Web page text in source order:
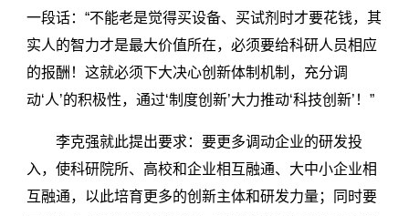
一段话：“不能老是觉得买设备、买试剂时才要花钱，其
实人的智力才是最大价值所在，必须要给科研人员相应
的报酬！这就必须下大决心创新体制机制，充分调
动‘人’的积极性，通过‘制度创新’大力推动‘科技创新’！”
李克强就此提出要求：要更多调动企业的研发投
入，使科研院所、高校和企业相互融通、大中小企业相
互融通，以此培育更多的创新主体和研发力量；同时要